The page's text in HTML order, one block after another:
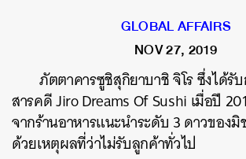
GLOBAL AFFAIRS
NOV 27, 2019
ภัตตาคารซูชิสุกิยาบาชิ จิโร ซึ่งได้รั
สารคดี Jiro Dreams Of Sushi เมื่อปี
จากร้านอาหารแนะนำระดับ 3 ดาวของ
ด้วยเหตุผลที่ว่าไม่รับลูกค้าทั่วไป